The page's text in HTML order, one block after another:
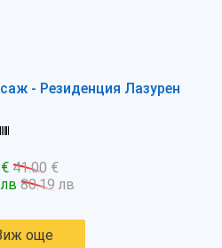
- Резиденция Лазурен
41.00 €
80.19 лв
още